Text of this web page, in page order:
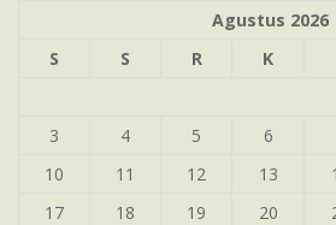
Agustus 2026
S
S R K
3
4 5 6
10
11 12 13
17
18 19 20